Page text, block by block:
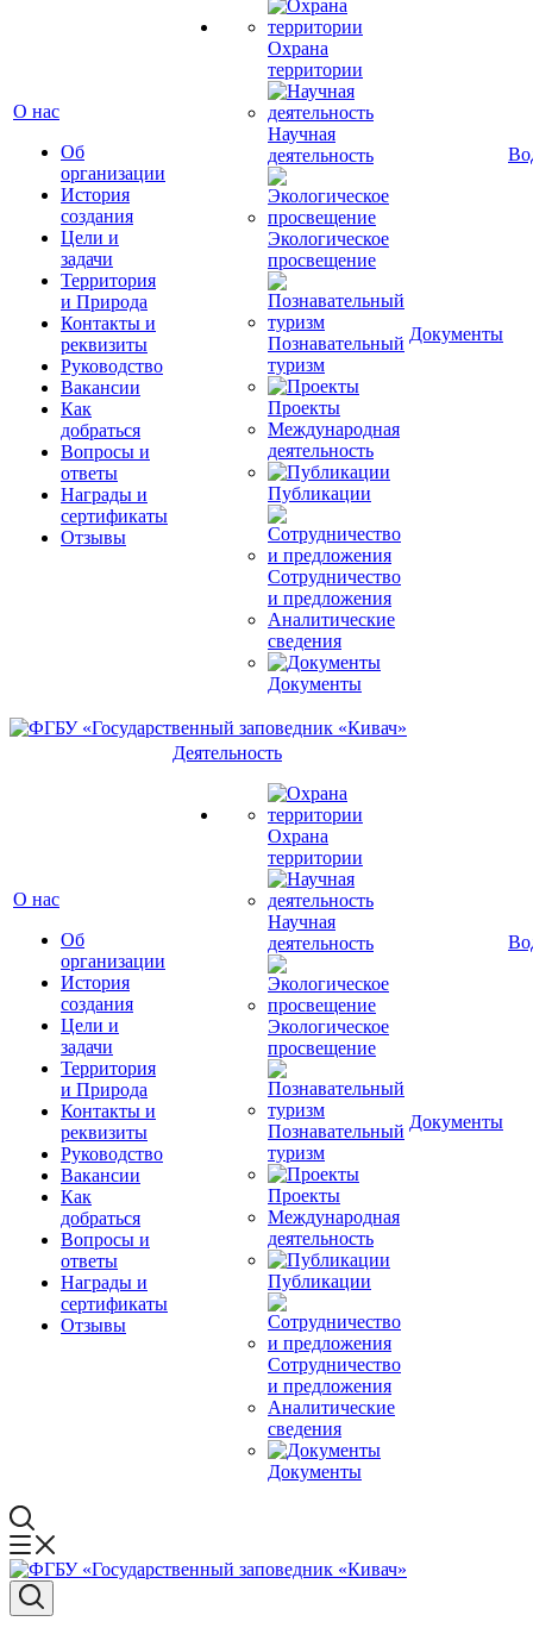
О нас
Об
организации
История
создания
Цели и
задачи
Территория
и Природа
Контакты и
реквизиты
Руководство
Вакансии
Как
добраться
Вопросы и
ответы
Награды и
сертификаты
Отзывы
Охрана
территории
Научная
деятельность
Экологическое
просвещение
Познавательный
туризм
Проекты
Международная
деятельность
Публикации
Сотрудничество
и предложения
Аналитические
сведения
Документы
Документы
О нас
Об
организации
История
создания
Цели и
задачи
Территория
и Природа
Контакты и
реквизиты
Руководство
Вакансии
Как
добраться
Вопросы и
ответы
Награды и
сертификаты
Отзывы
Деятельность
Охрана
территории
Научная
деятельность
Экологическое
просвещение
Познавательный
туризм
Проекты
Международная
деятельность
Публикации
Сотрудничество
и предложения
Аналитические
сведения
Документы
Документы